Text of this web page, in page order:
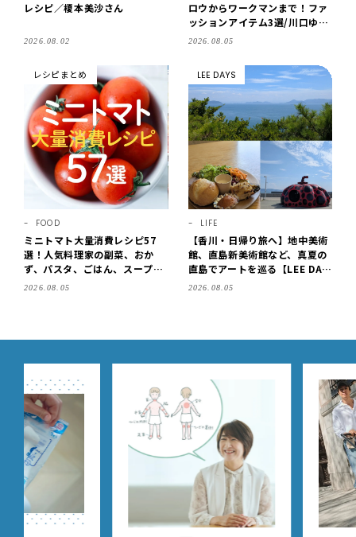
レシピ／榎本美沙さん
2026.08.02
ロウからワークマンまで！ファ
ッションアイテム3選/川口ゆか
り
2026.08.05
レシピまとめ
FOOD
ミニトマト大量消費レシピ57
選！人気料理家の副菜、おか
ず、パスタ、ごはん、スープま
で【保存版】
2026.08.05
LEE DAYS
LIFE
【香川・日帰り旅へ】地中美術
館、直島新美術館など、真夏の
直島でアートを巡る【LEE DAY
S club ミワコ】
2026.08.05